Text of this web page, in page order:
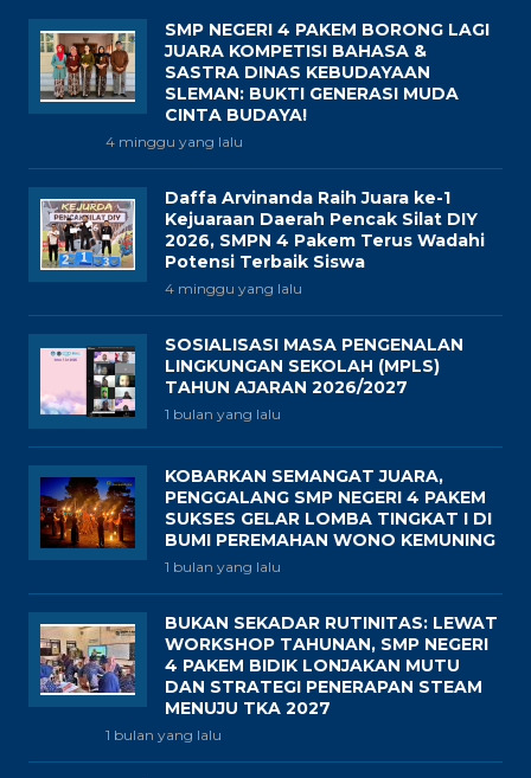
SMP NEGERI 4 PAKEM BORONG LAGI
JUARA KOMPETISI BAHASA &
SASTRA DINAS KEBUDAYAAN
SLEMAN: BUKTI GENERASI MUDA
CINTA BUDAYA!
4 minggu yang lalu
Daffa Arvinanda Raih Juara ke-1
Kejuaraan Daerah Pencak Silat DIY
2026, SMPN 4 Pakem Terus Wadahi
Potensi Terbaik Siswa
4 minggu yang lalu
SOSIALISASI MASA PENGENALAN
LINGKUNGAN SEKOLAH (MPLS)
TAHUN AJARAN 2026/2027
1 bulan yang lalu
KOBARKAN SEMANGAT JUARA,
PENGGALANG SMP NEGERI 4 PAKEM
SUKSES GELAR LOMBA TINGKAT I DI
BUMI PEREMAHAN WONO KEMUNING
1 bulan yang lalu
BUKAN SEKADAR RUTINITAS: LEWAT
WORKSHOP TAHUNAN, SMP NEGERI
4 PAKEM BIDIK LONJAKAN MUTU
DAN STRATEGI PENERAPAN STEAM
MENUJU TKA 2027
1 bulan yang lalu